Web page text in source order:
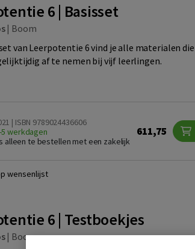
6 | Basisset
| Boom
van Leerpotentie 6 vind je alle materialen
af te nemen bij vijf leerlingen.
| ISBN 9789024436606
werkdagen
alleen te bestellen met een zakelijk
611,75
wensenlijst
6 | Testboekjes
| Boom